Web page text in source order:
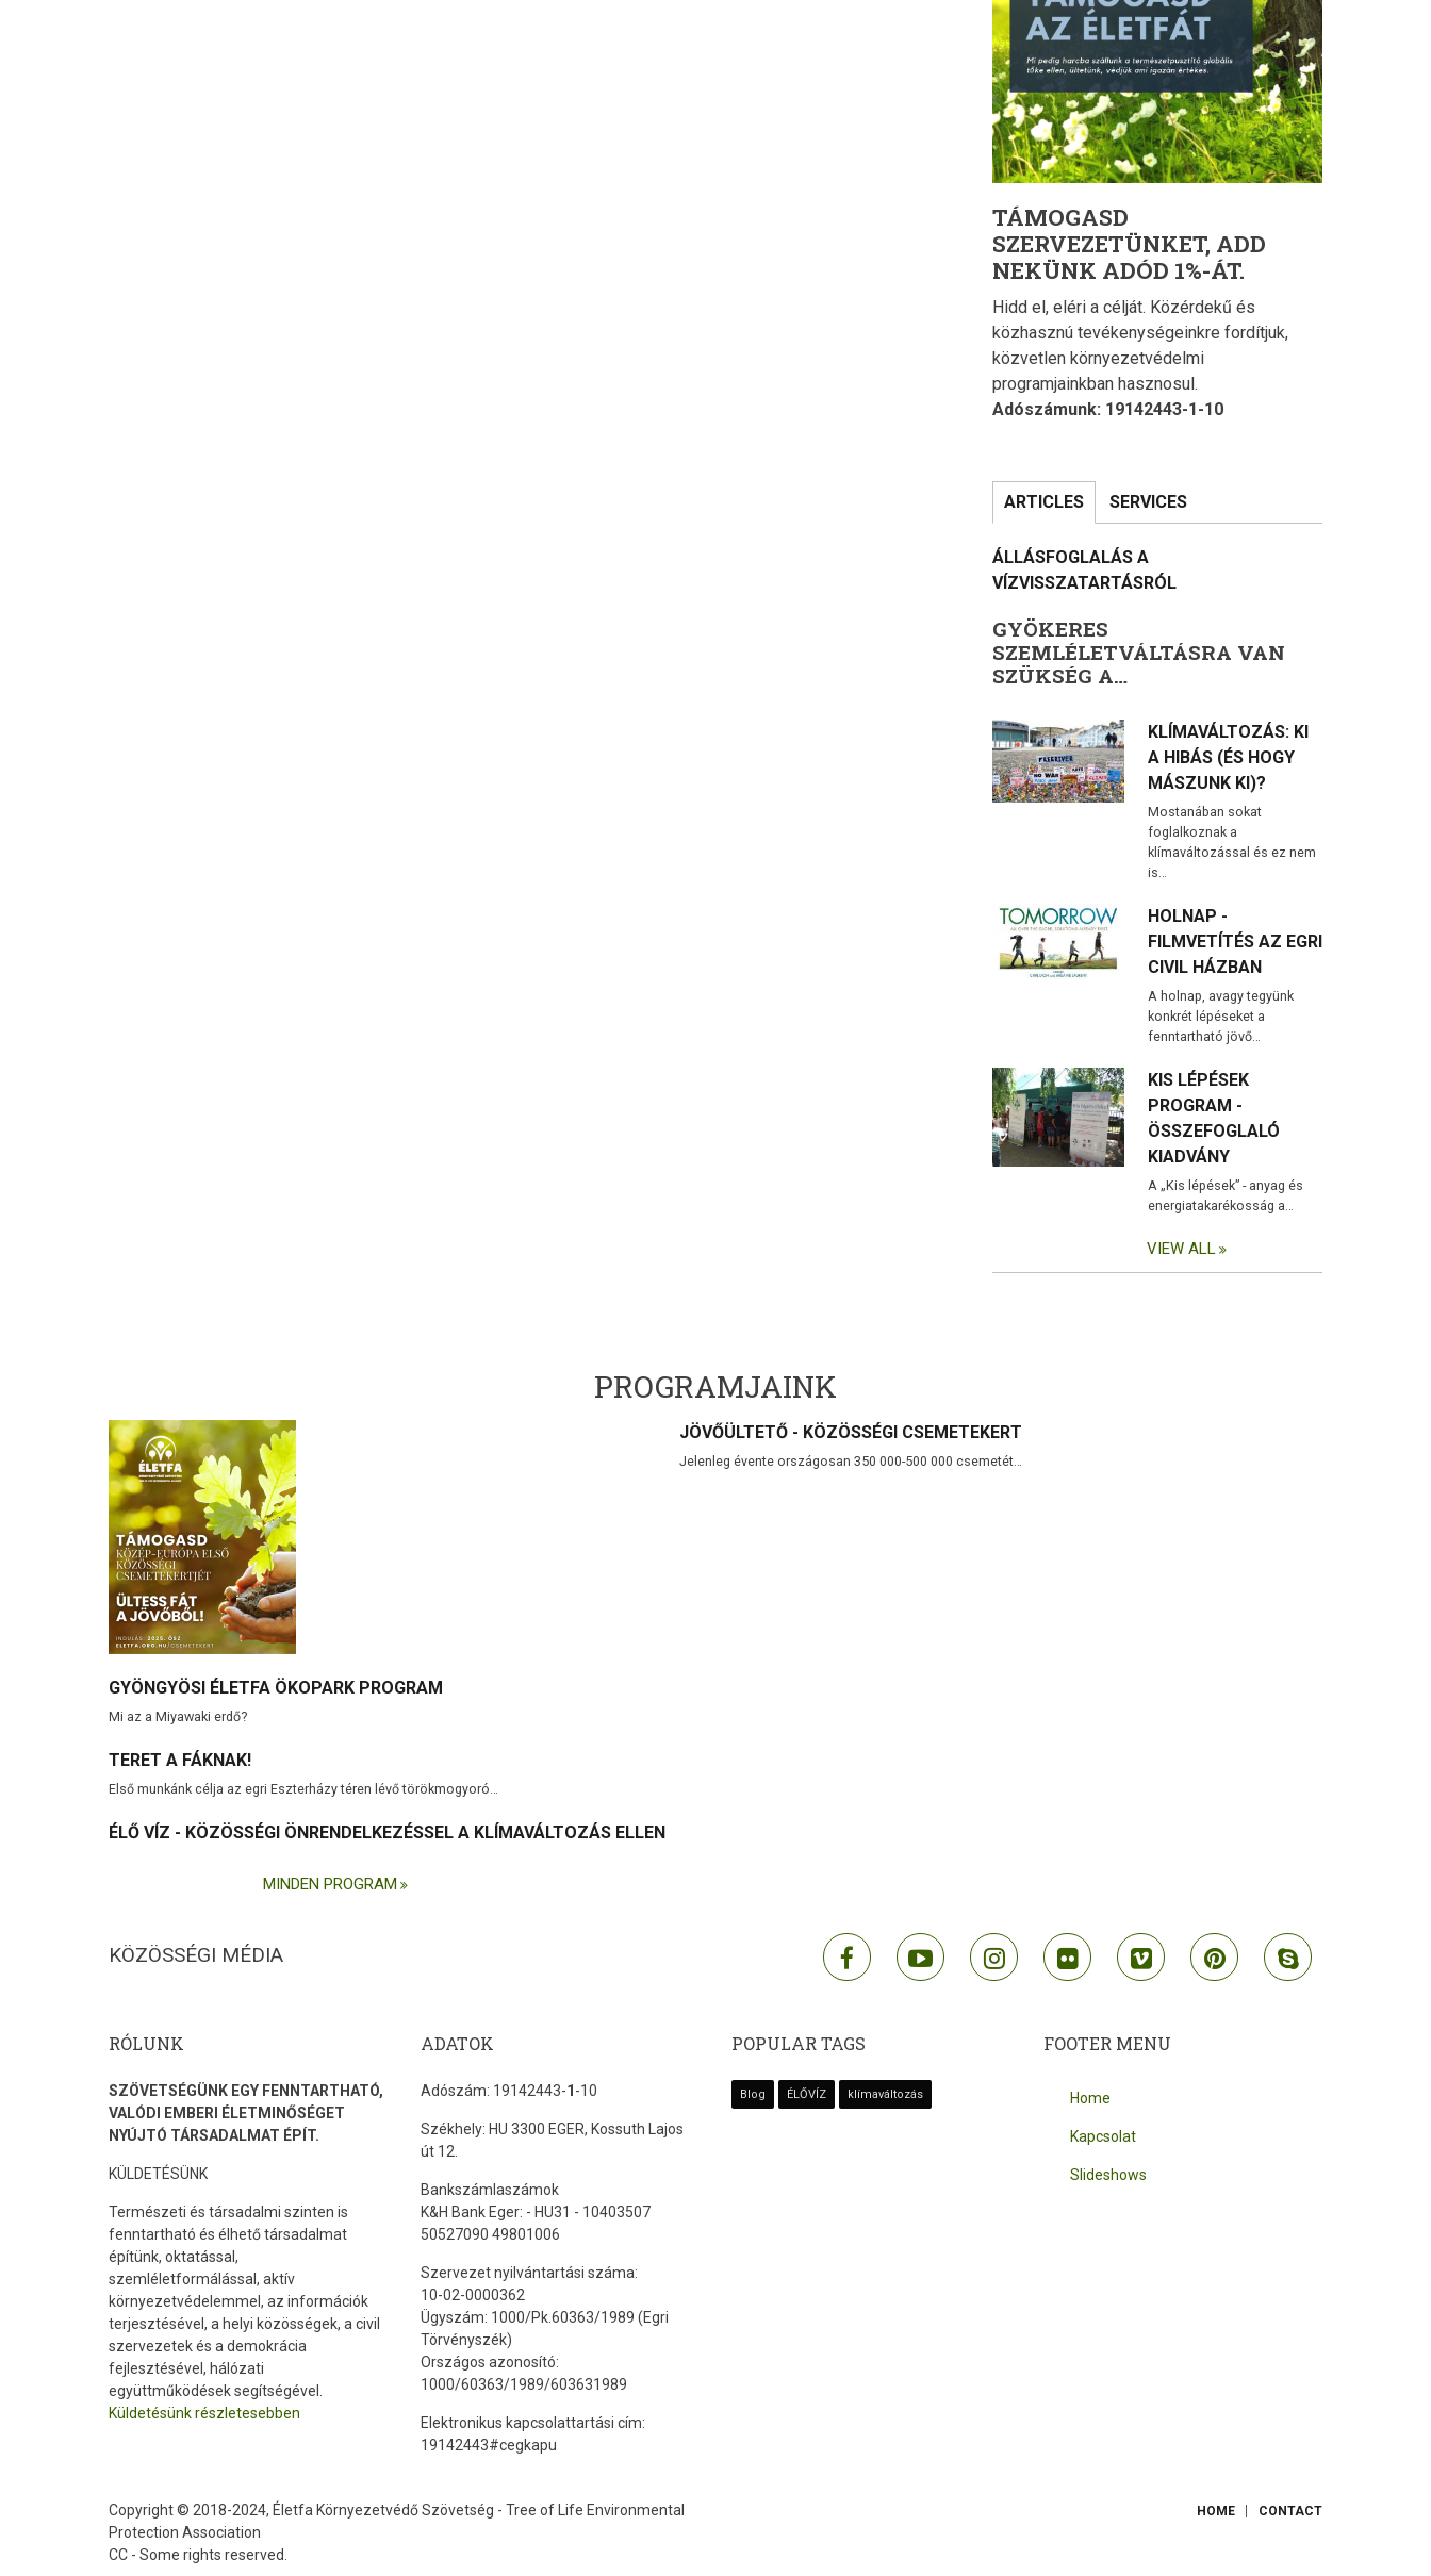
TÁMOGASD
SZERVEZETÜNKET, ADD
NEKÜNK ADÓD 1%-ÁT.
Hidd el, eléri a célját. Közérdekű és
közhasznú tevékenységeinkre fordítjuk,
közvetlen környezetvédelmi
programjainkban hasznosul.
Adószámunk: 19142443-1-10
ARTICLES SERVICES
ÁLLÁSFOGLALÁS A
VÍZVISSZATARTÁSRÓL
GYÖKERES
SZEMLÉLETVÁLTÁSRA VAN
SZÜKSÉG A…
KLÍMAVÁLTOZÁS: KI
A HIBÁS (ÉS HOGY
MÁSZUNK KI)?
Mostanában sokat
foglalkoznak a
klímaváltozással és ez nem
is…
HOLNAP -
FILMVETÍTÉS AZ EGRI
CIVIL HÁZBAN
A holnap, avagy tegyünk
konkrét lépéseket a
fenntartható jövő…
KIS LÉPÉSEK
PROGRAM -
ÖSSZEFOGLALÓ
KIADVÁNY
A „Kis lépések” - anyag és
energiatakarékosság a…
VIEW ALL
PROGRAMJAINK
JÖVŐÜLTETŐ - KÖZÖSSÉGI CSEMETEKERT
Jelenleg évente országosan 350 000-500 000 csemetét…
GYÖNGYÖSI ÉLETFA ÖKOPARK PROGRAM
Mi az a Miyawaki erdő?
TERET A FÁKNAK!
Első munkánk célja az egri Eszterházy téren lévő törökmogyoró…
ÉLŐ VÍZ - KÖZÖSSÉGI ÖNRENDELKEZÉSSEL A KLÍMAVÁLTOZÁS ELLEN
MINDEN PROGRAM
KÖZÖSSÉGI MÉDIA facebookyoutubeinstagramflickr vimeo pinterestskype
RÓLUNK
SZÖVETSÉGÜNK EGY FENNTARTHATÓ,
VALÓDI EMBERI ÉLETMINŐSÉGET
NYÚJTÓ TÁRSADALMAT ÉPÍT.
KÜLDETÉSÜNK
Természeti és társadalmi szinten is
fenntartható és élhető társadalmat
építünk, oktatással,
szemléletformálással, aktív
környezetvédelemmel, az információk
terjesztésével, a helyi közösségek, a civil
szervezetek és a demokrácia
fejlesztésével, hálózati
együttműködések segítségével.
Küldetésünk részletesebben
ADATOK
Adószám: 19142443-1 -10
Székhely: HU 3300 EGER, Kossuth Lajos
út 12.
Bankszámlaszámok
K&H Bank Eger: - HU31 - 10403507
50527090 49801006
Szervezet nyilvántartási száma:
10-02-0000362
Ügyszám: 1000/Pk.60363/1989 (Egri
Törvényszék)
Országos azonosító:
1000/60363/1989/603631989
Elektronikus kapcsolattartási cím:
19142443#cegkapu
POPULAR TAGS
Blog ÉLŐVÍZ klímaváltozás
FOOTER MENU
Home
Kapcsolat
Slideshows
Copyright © 2018-2024, Életfa Környezetvédő Szövetség - Tree of Life Environmental
Protection Association
CC - Some rights reserved.
HOME CONTACT